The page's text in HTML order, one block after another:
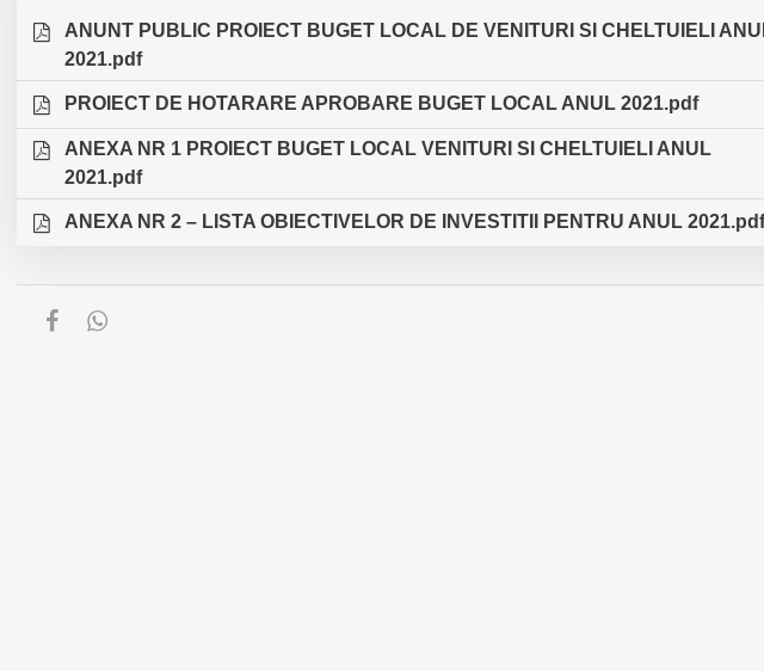
ANUNT PUBLIC PROIECT BUGET LOCAL DE VENITURI SI CHELTUIELI
2021.pdf
PROIECT DE HOTARARE APROBARE BUGET LOCAL ANUL 2021.pdf
ANEXA NR 1 PROIECT BUGET LOCAL VENITURI SI CHELTUIELI ANUL
2021.pdf
ANEXA NR 2 – LISTA OBIECTIVELOR DE INVESTITII PENTRU ANUL 2021.pdf